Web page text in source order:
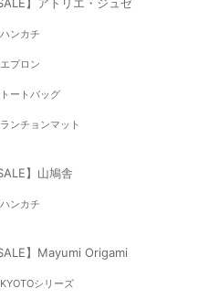
SALE】アトリエ・ジュゼ
ハンカチ
エプロン
トートバッグ
ランチョンマット
SALE】山鳩舎
ハンカチ
SALE】Mayumi Origami
KYOTOシリーズ